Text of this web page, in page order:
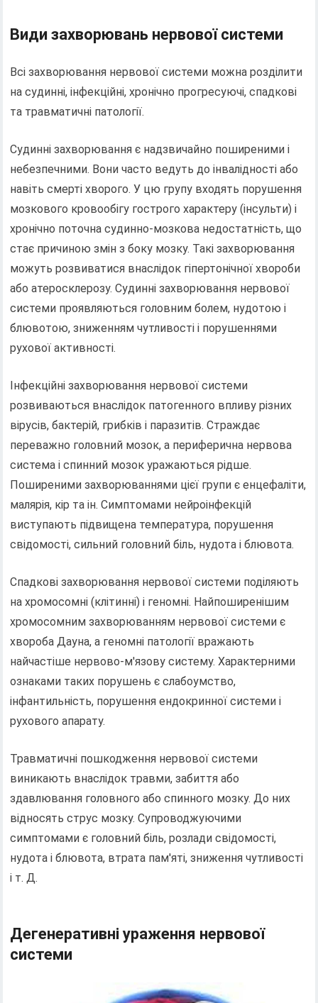
Види захворювань нервової системи
Всі захворювання нервової системи можна розділити
на судинні, інфекційні, хронічно прогресуючі, спадкові
та травматичні патології.
Судинні захворювання є надзвичайно поширеними і
небезпечними. Вони часто ведуть до інвалідності або
навіть смерті хворого. У цю групу входять порушення
мозкового кровообігу гострого характеру (інсульти) і
хронічно поточна судинно-мозкова недостатність, що
стає причиною змін з боку мозку. Такі захворювання
можуть розвиватися внаслідок гіпертонічної хвороби
або атеросклерозу. Судинні захворювання нервової
системи проявляються головним болем, нудотою і
блювотою, зниженням чутливості і порушеннями
рухової активності.
Інфекційні захворювання нервової системи
розвиваються внаслідок патогенного впливу різних
вірусів, бактерій, грибків і паразитів. Страждає
переважно головний мозок, а периферична нервова
система і спинний мозок уражаються рідше.
Поширеними захворюваннями цієї групи є енцефаліти,
малярія, кір та ін. Симптомами нейроінфекцій
виступають підвищена температура, порушення
свідомості, сильний головний біль, нудота і блювота.
Спадкові захворювання нервової системи поділяють
на хромосомні (клітинні) і геномні. Найпоширенішим
хромосомним захворюванням нервової системи є
хвороба Дауна, а геномні патології вражають
найчастіше нервово-м'язову систему. Характерними
ознаками таких порушень є слабоумство,
інфантильність, порушення ендокринної системи і
рухового апарату.
Травматичні пошкодження нервової системи
виникають внаслідок травми, забиття або
здавлювання головного або спинного мозку. До них
відносять струс мозку. Супроводжуючими
симптомами є головний біль, розлади свідомості,
нудота і блювота, втрата пам'яті, зниження чутливості
і т. Д.
Дегенеративні ураження нервової
системи